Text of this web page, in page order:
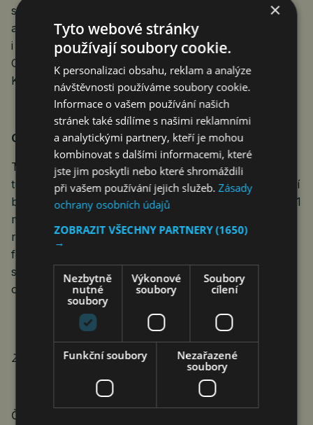
světový rekord návštěvnosti MMA galavečera
a upevnila tak svou pozici v rámci evropských, ale
i světových organizací. Mezi nejvýraznější tváře
OKTAGONu patří Patrik Kincl, Machmud Muradov,
Kerim Engizek, Max Holzer či Christian Eckerlin.
O projektu Tipsport Gamechanger:
Tipsport Gamechanger je jedinečný evropský MMA
turnaj ve formě vyřazovací pyramidy, v němž špičkoví
bojovníci z celého světa soupeří o podíl z prizepoolu 1
milion eur. Turnaj, který odstartoval v roce 2023, se
rychle zařadil mezi největší a nejsledovanější MMA
formáty na kontinentu. Aktuální ročník probíhá ve
střední váze (do 84 kg) a je rozdělen do čtyř fází – od
osmifinále až po finále.
Zdroj: OKTAGON MMA
ČTK Connect ke zprávě vydává obrazovou přílohu,
×
Tyto webové stránky
používají soubory cookie.
K personalizaci obsahu, reklam a analýze
návštěvnosti používáme soubory cookie.
Informace o vašem používání našich
stránek také sdílíme s našimi reklamními
a analytickými partnery, kteří je mohou
kombinovat s dalšími informacemi, které
jste jim poskytli nebo které shromáždili
při vašem používání jejich služeb.Zásady
ochrany osobních údajů
ZOBRAZIT VŠECHNY PARTNERY(1650)
→
Nezbytně
nutné
soubory
Výkonové
soubory
Soubory
cílení
Funkční soubory
Nezařazené
soubory